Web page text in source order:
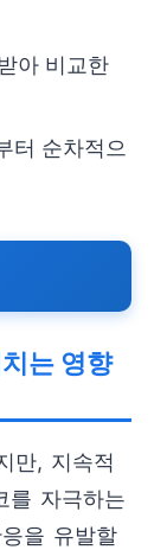
아 비교한
터 순차적으
는 영향
만, 지속적
를 자극하는
을 유발할